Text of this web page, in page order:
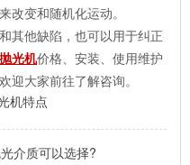
改变和随机化运动。
其他缺陷，也可以用于纠正
光机价格、安装、使用维护
迎大家前往了解咨询。
机特点
介质可以选择?